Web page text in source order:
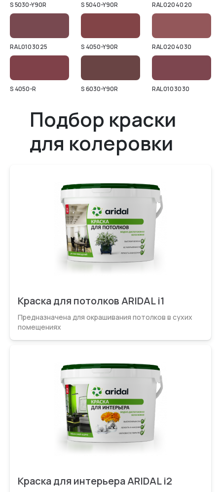
S 5030-Y90R S 5040-Y90R RAL 020 40 20
RAL 010 30 25 S 4050-Y90R RAL 020 40 30
S 4050-R S 6030-Y90R RAL 010 30 30
Подбор краски
для колеровки
Краска для потолков ARIDAL i1
Предназначена для окрашивания потолков в сухих
помещениях
Краска для интерьера ARIDAL i2